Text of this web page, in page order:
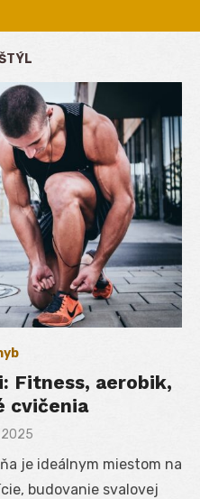
Fitness, aerobik,
cvičenia
2025
je ideálnym miestom na
budovanie svalovej